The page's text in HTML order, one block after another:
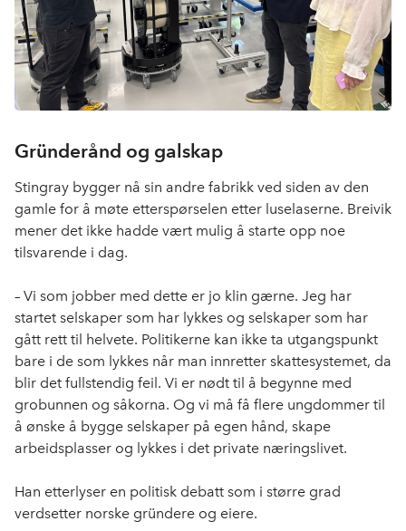
Gründerånd og galskap
Stingray bygger nå sin andre fabrikk ved siden av den
gamle for å møte etterspørselen etter luselaserne. Breivik
mener det ikke hadde vært mulig å starte opp noe
tilsvarende i dag.
– Vi som jobber med dette er jo klin gærne. Jeg har
startet selskaper som har lykkes og selskaper som har
gått rett til helvete. Politikerne kan ikke ta utgangspunkt
bare i de som lykkes når man innretter skattesystemet, da
blir det fullstendig feil. Vi er nødt til å begynne med
grobunnen og såkorna. Og vi må få flere ungdommer til
å ønske å bygge selskaper på egen hånd, skape
arbeidsplasser og lykkes i det private næringslivet.
Han etterlyser en politisk debatt som i større grad
verdsetter norske gründere og eiere.